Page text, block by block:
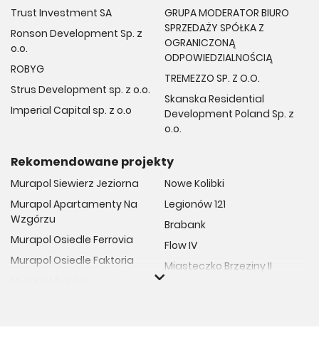
Trust Investment SA
Ronson Development Sp. z
o.o.
ROBYG
Strus Development sp. z o.o.
Imperial Capital sp. z o.o
GRUPA MODERATOR BIURO
SPRZEDAŻY SPÓŁKA Z
OGRANICZONĄ
ODPOWIEDZIALNOŚCIĄ
TREMEZZO SP. Z O.O.
Skanska Residential
Development Poland Sp. z
o.o.
Rekomendowane projekty
Murapol Siewierz Jeziorna
Murapol Apartamenty Na
Wzgórzu
Murapol Osiedle Ferrovia
Murapol Osiedle Faktoria
Nowe Kolibki
Legionów 121
Brabank
Flow IV
Miasteczko Brzeziny II